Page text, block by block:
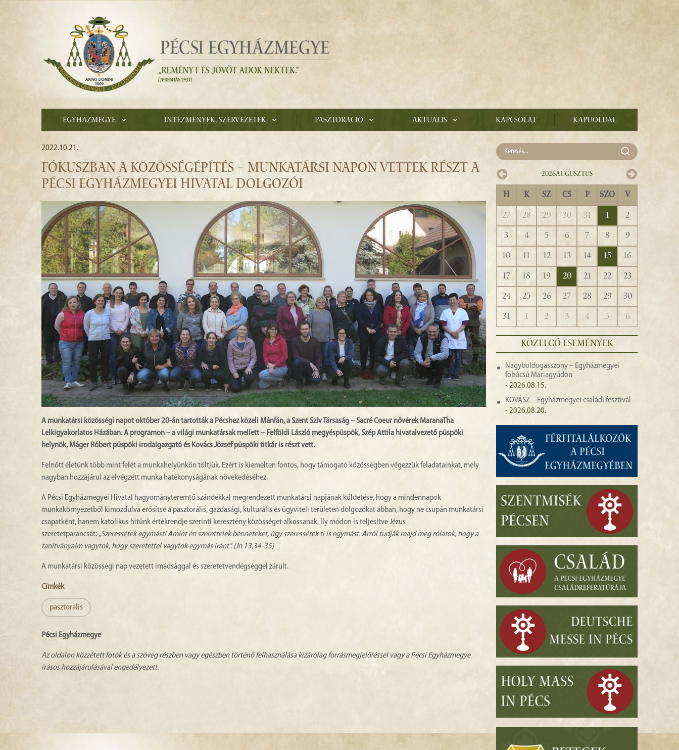
Egyházmegye Intézmények, szervezetek Pasztoráció Aktuális Kapcsolat Kapuoldal
2022.10.21.
FÓKUSZBAN A KÖZÖSSÉGÉPÍTÉS – MUNKATÁRSI NAPON VETTEK RÉSZT A
PÉCSI EGYHÁZMEGYEI HIVATAL DOLGOZÓI
A munkatársi közösségi napot október 20-án tartották a Pécshez közeli Mánfán, a Szent Szív Társaság – Sacré Coeur nővérek MaranaTha
Lelkigyakorlatos Házában. A programon – a világi munkatársak mellett – Felföldi László megyéspüspök, Szép Attila hivatalvezető püspöki
helynök, Máger Róbert püspöki irodaigazgató és Kovács József püspöki titkár is részt vett.
Felnőtt életünk több mint felét a munkahelyünkön töltjük. Ezért is kiemelten fontos, hogy támogató közösségben végezzük feladatainkat, mely
nagyban hozzájárul az elvégzett munka hatékonyságának növekedéséhez.
A Pécsi Egyházmegyei Hivatal hagyományteremtő szándékkal megrendezett munkatársi napjának küldetése, hogy a mindennapok
munkakörnyezetből kimozdulva erősítse a pasztorális, gazdasági, kulturális és ügyviteli területen dolgozókat abban, hogy ne csupán munkatársi
csapatként, hanem katolikus hitünk értékrendje szerinti keresztény közösséget alkossanak, íly módon is teljesítve Jézus
szeretetparancsát: „Szeressétek egymást! Amint én szerettelek benneteket, úgy szeressétek ti is egymást. Arról tudják majd meg rólatok, hogy a
tanítványaim vagytok, hogy szeretettel vagytok egymás iránt”. (Jn 13,34-35)
A munkatársi közösségi nap vezetett imádsággal és szeretetvendégséggel zárult.
Címkék
pasztorális
Pécsi Egyházmegye
Az oldalon közzétett fotók és a szöveg részben vagy egészben történő felhasználása kizárólag forrásmegjelöléssel vagy a Pécsi Egyházmegye
írásos hozzájárulásával engedélyezett.
2026Augusztus
H K SZ CS P SZO V
27 28 29 30 31 1
2
3
4 5 6 7 8
9
10
11 12 13 14 15
16
17
18 19 20 21 22
23
24
25 26 27 28 29
30
31
1 2 3 4 5 6
KÖZELGŐ ESEMÉNYEK
Nagyboldogasszony – Egyházmegyei
főbúcsú Máriagyűdön
- 2026.08.15.
KOVÁSZ – Egyházmegyei családi fesztivál
- 2026.08.20.